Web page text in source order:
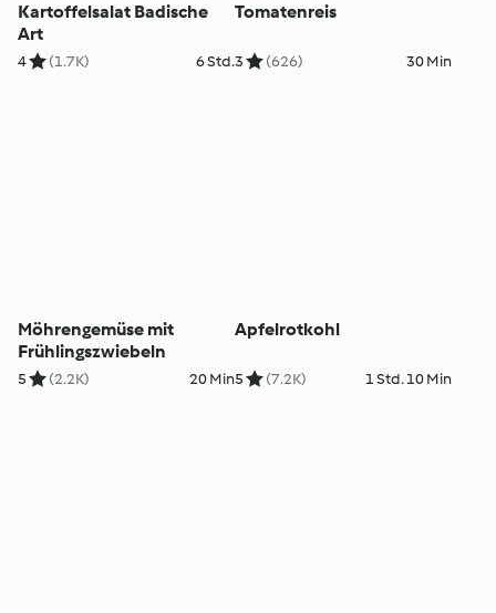
Kartoffelsalat Badische
Art
4 (1.7K) 6 Std.
Tomatenreis
3 (626) 30 Min
Möhrengemüse mit
Frühlingszwiebeln
5 (2.2K) 20 Min
Apfelrotkohl
5 (7.2K) 1 Std. 10 Min